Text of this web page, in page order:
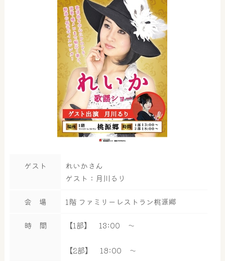
ゲスト
れいかさん
ゲスト：月川るり
会 場 1階 ファミリーレストラン桃源郷
時 間 【1部】 13:00 ～
【2部】 18:00 ～
ご質問をお伺いします。